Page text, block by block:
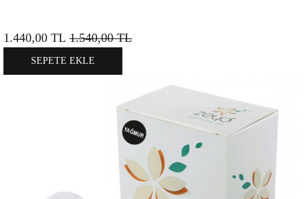
1.440,00 TL 1.540,00TL
SEPETE EKLE